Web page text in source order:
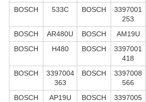
BOSCH
533C BOSCH
3397001
253
BOSCH AR480U BOSCH AM19U
BOSCH
H480 BOSCH
3397001
418
BOSCH
3397004
363
BOSCH
3397008
566
BOSCH
AP19U BOSCH
3397005